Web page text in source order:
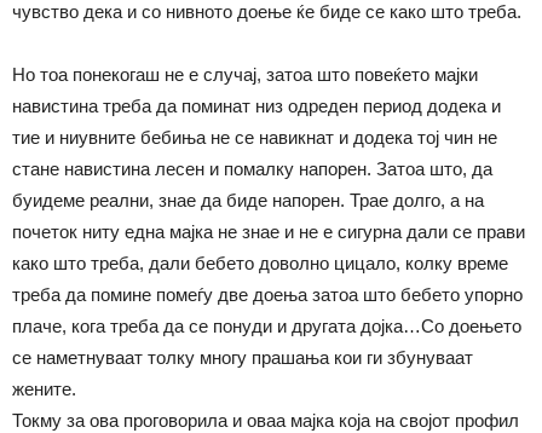
чувство дека и со нивното доење ќе биде се како што треба.
Но тоа понекогаш не е случај, затоа што повеќето мајки
навистина треба да поминат низ одреден период додека и
тие и ниувните бебиња не се навикнат и додека тој чин не
стане навистина лесен и помалку напорен. Затоа што, да
буидеме реални, знае да биде напорен. Трае долго, а на
почеток ниту една мајка не знае и не е сигурна дали се прави
како што треба, дали бебето доволно цицало, колку време
треба да помине помеѓу две доења затоа што бебето упорно
плаче, кога треба да се понуди и другата дојка…Со доењето
се наметнуваат толку многу прашања кои ги збунуваат
жените.
Токму за ова проговорила и оваа мајка која на својот профил